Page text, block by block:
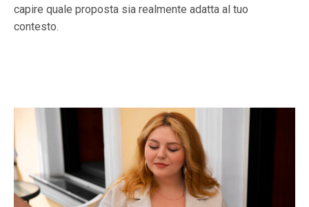
capire quale proposta sia realmente adatta al tuo
contesto.